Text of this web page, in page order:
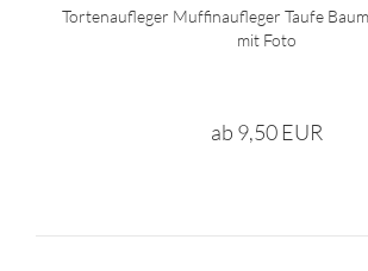
Tortenaufleger Muffinaufleger Taufe
mit Foto
ab 9,50 EUR